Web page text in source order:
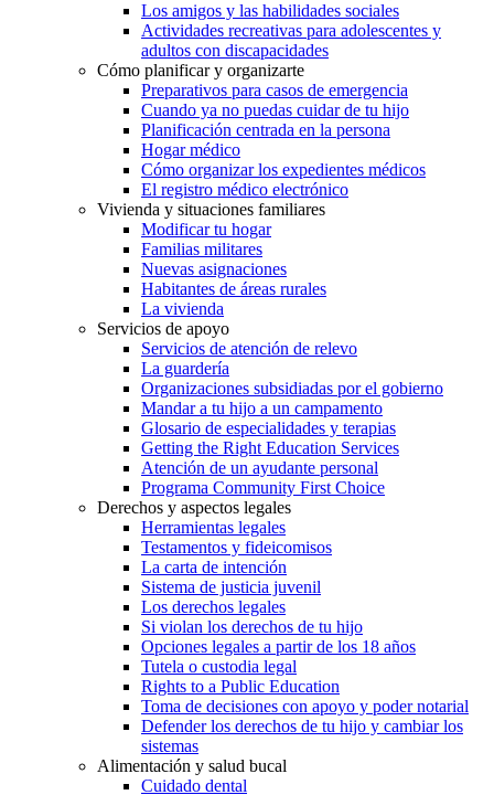
Los amigos y las habilidades sociales
Actividades recreativas para adolescentes y
adultos con discapacidades
Cómo planificar y organizarte
Preparativos para casos de emergencia
Cuando ya no puedas cuidar de tu hijo
Planificación centrada en la persona
Hogar médico
Cómo organizar los expedientes médicos
El registro médico electrónico
Vivienda y situaciones familiares
Modificar tu hogar
Familias militares
Nuevas asignaciones
Habitantes de áreas rurales
La vivienda
Servicios de apoyo
Servicios de atención de relevo
La guardería
Organizaciones subsidiadas por el gobierno
Mandar a tu hijo a un campamento
Glosario de especialidades y terapias
Getting the Right Education Services
Atención de un ayudante personal
Programa Community First Choice
Derechos y aspectos legales
Herramientas legales
Testamentos y fideicomisos
La carta de intención
Sistema de justicia juvenil
Los derechos legales
Si violan los derechos de tu hijo
Opciones legales a partir de los 18 años
Tutela o custodia legal
Rights to a Public Education
Toma de decisiones con apoyo y poder notarial
Defender los derechos de tu hijo y cambiar los
sistemas
Alimentación y salud bucal
Cuidado dental